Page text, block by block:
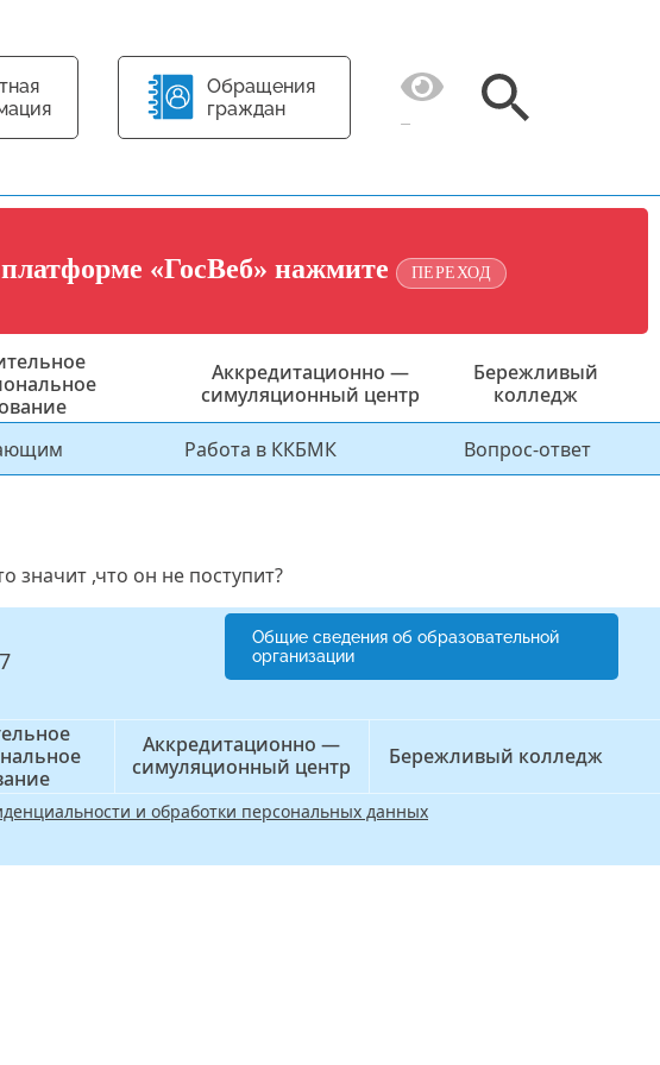
Обращения
граждан
«ГосВеб» нажмите ПЕРЕХОД
Аккредитационно —
симуляционный центр
Бережливый
колледж
Работа в ККБМК Вопрос-ответ
значит ,что он не поступит?
Общие сведения об образовательной
организации
Аккредитационно —
симуляционный центр
Бережливый колледж
и обработки персональных данных